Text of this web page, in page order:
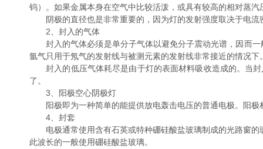
钨）。如果金属本身在空气中比较活泼，或具有较高的相对蒸
阴极的直径也是非常重要的，因为灯的发射强度取决于电流
2、封入的气体
封入的气体必须是单分子气体以避免分子震动光谱，因而一
氩气只用于氖气的发射线与被测元素的发射线非常接近的情况
封入的低压气体耗尽是由于灯的表面材料吸收造成的。当封
了。
3、阳极空心阴极灯
阳极即为一种简单的能提供放电轰击电压的普通电极。阳极
4、封套
电极通常使用含有石英或特种硼硅酸盐玻璃制成的光路窗的
此波长的一般使用硼硅酸盐玻璃。